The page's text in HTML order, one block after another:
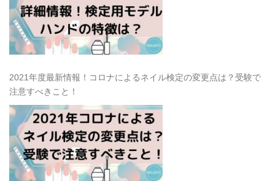
2021年度最新情報！コロナによるネイル検定の変更点は？受験で
注意すべきこと！